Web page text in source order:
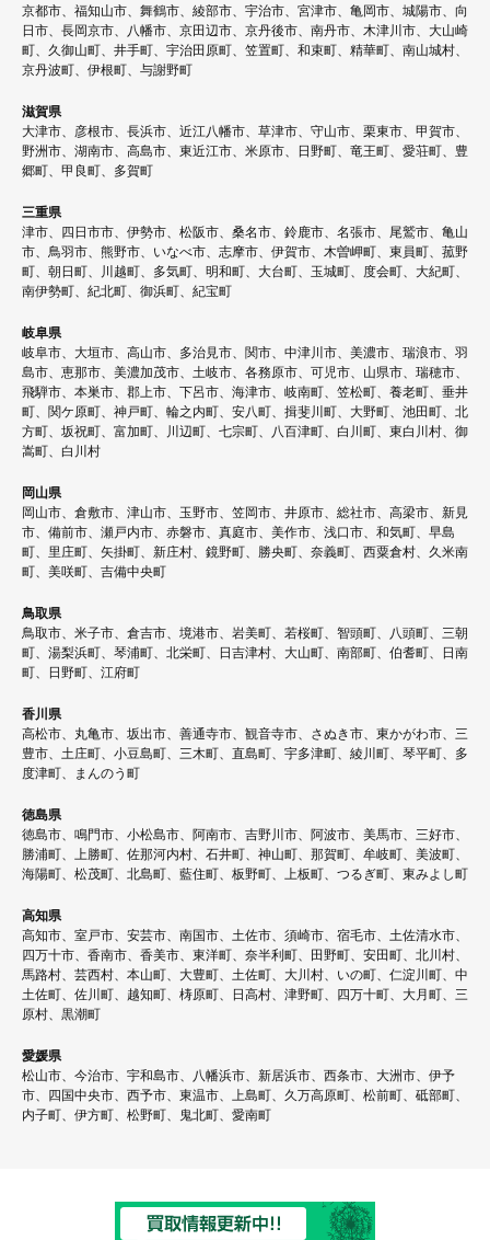
京都市、福知山市、舞鶴市、綾部市、宇治市、宮津市、亀岡市、城陽市、向
日市、長岡京市、八幡市、京田辺市、京丹後市、南丹市、木津川市、大山崎
町、久御山町、井手町、宇治田原町、笠置町、和束町、精華町、南山城村、
京丹波町、伊根町、与謝野町
滋賀県
大津市、彦根市、長浜市、近江八幡市、草津市、守山市、栗東市、甲賀市、
野洲市、湖南市、高島市、東近江市、米原市、日野町、竜王町、愛荘町、豊
郷町、甲良町、多賀町
三重県
津市、四日市市、伊勢市、松阪市、桑名市、鈴鹿市、名張市、尾鷲市、亀山
市、鳥羽市、熊野市、いなべ市、志摩市、伊賀市、木曽岬町、東員町、菰野
町、朝日町、川越町、多気町、明和町、大台町、玉城町、度会町、大紀町、
南伊勢町、紀北町、御浜町、紀宝町
岐阜県
岐阜市、大垣市、高山市、多治見市、関市、中津川市、美濃市、瑞浪市、羽
島市、恵那市、美濃加茂市、土岐市、各務原市、可児市、山県市、瑞穂市、
飛騨市、本巣市、郡上市、下呂市、海津市、岐南町、笠松町、養老町、垂井
町、関ケ原町、神戸町、輪之内町、安八町、揖斐川町、大野町、池田町、北
方町、坂祝町、富加町、川辺町、七宗町、八百津町、白川町、東白川村、御
嵩町、白川村
岡山県
岡山市、倉敷市、津山市、玉野市、笠岡市、井原市、総社市、高梁市、新見
市、備前市、瀬戸内市、赤磐市、真庭市、美作市、浅口市、和気町、早島
町、里庄町、矢掛町、新庄村、鏡野町、勝央町、奈義町、西粟倉村、久米南
町、美咲町、吉備中央町
鳥取県
鳥取市、米子市、倉吉市、境港市、岩美町、若桜町、智頭町、八頭町、三朝
町、湯梨浜町、琴浦町、北栄町、日吉津村、大山町、南部町、伯耆町、日南
町、日野町、江府町
香川県
高松市、丸亀市、坂出市、善通寺市、観音寺市、さぬき市、東かがわ市、三
豊市、土庄町、小豆島町、三木町、直島町、宇多津町、綾川町、琴平町、多
度津町、まんのう町
徳島県
徳島市、鳴門市、小松島市、阿南市、吉野川市、阿波市、美馬市、三好市、
勝浦町、上勝町、佐那河内村、石井町、神山町、那賀町、牟岐町、美波町、
海陽町、松茂町、北島町、藍住町、板野町、上板町、つるぎ町、東みよし町
高知県
高知市、室戸市、安芸市、南国市、土佐市、須崎市、宿毛市、土佐清水市、
四万十市、香南市、香美市、東洋町、奈半利町、田野町、安田町、北川村、
馬路村、芸西村、本山町、大豊町、土佐町、大川村、いの町、仁淀川町、中
土佐町、佐川町、越知町、梼原町、日高村、津野町、四万十町、大月町、三
原村、黒潮町
愛媛県
松山市、今治市、宇和島市、八幡浜市、新居浜市、西条市、大洲市、伊予
市、四国中央市、西予市、東温市、上島町、久万高原町、松前町、砥部町、
内子町、伊方町、松野町、鬼北町、愛南町